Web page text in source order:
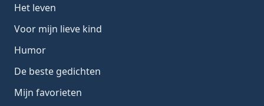
Het leven
Voor mijn lieve kind
Humor
De beste gedichten
Mijn favorieten